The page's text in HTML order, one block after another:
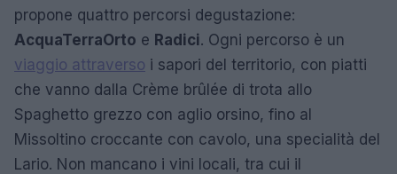
propone quattro percorsi degustazione:
AcquaTerraOrto e Radici. Ogni percorso è un
viaggio attraverso i sapori del territorio, con piatti
che vanno dalla Crème brûlée di trota allo
Spaghetto grezzo con aglio orsino, fino al
Missoltino croccante con cavolo, una specialità del
Lario. Non mancano i vini locali, tra cui il